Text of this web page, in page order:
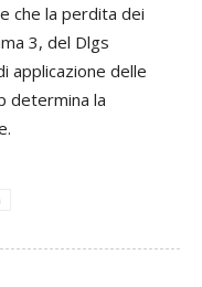
che la perdita dei
3, del Dlgs
applicazione delle
determina la